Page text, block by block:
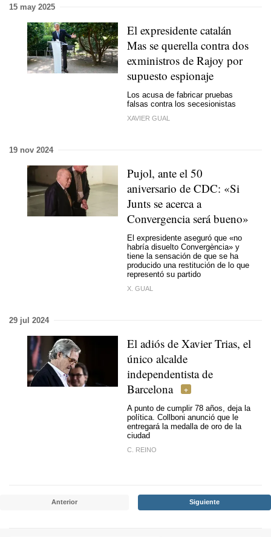
15 may 2025
El expresidente catalán
Mas se querella contra dos
exministros de Rajoy por
supuesto espionaje
Los acusa de fabricar pruebas
falsas contra los secesionistas
XAVIER GUAL
19 nov 2024
Pujol, ante el 50
aniversario de CDC: «Si
Junts se acerca a
Convergencia será bueno»
El expresidente aseguró que «no
habría disuelto Convergència» y
tiene la sensación de que se ha
producido una restitución de lo que
representó su partido
X. GUAL
29 jul 2024
El adiós de Xavier Trias, el
único alcalde
independentista de
Barcelona
A punto de cumplir 78 años, deja la
política. Collboni anunció que le
entregará la medalla de oro de la
ciudad
C. REINO
Anterior Siguiente